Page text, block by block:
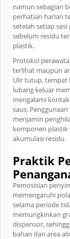
namun sebagian
perhatian harian
setelah setiap
sebelum residu
plastik.
Protokol
terlihat maupun
Ulir tutup, tempat
lubang keluar
mengalami
saus.
menjamin
komponen
akumulasi residu.
Praktik
Pemosisian
memengaruhi
selama periode
memungkinkan
dispensor,
bahan dan area